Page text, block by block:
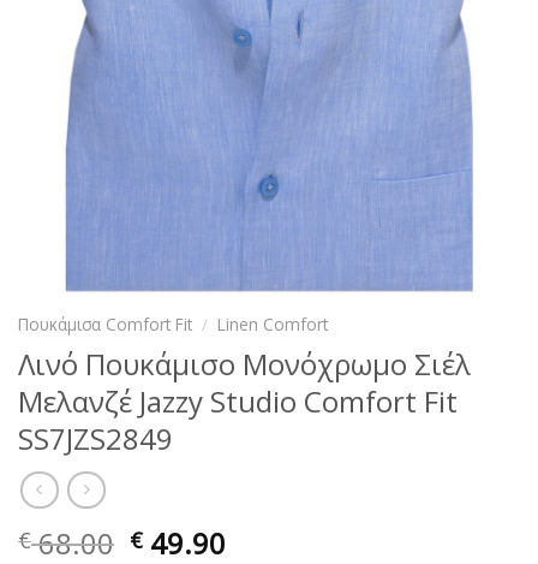
Πουκάμισα Comfort Fit / Linen Comfort
Λινό Πουκάμισο Μονόχρωμο Σιέλ
Μελανζέ Jazzy Studio Comfort Fit
SS7JZS2849
€68.00 € 49.90